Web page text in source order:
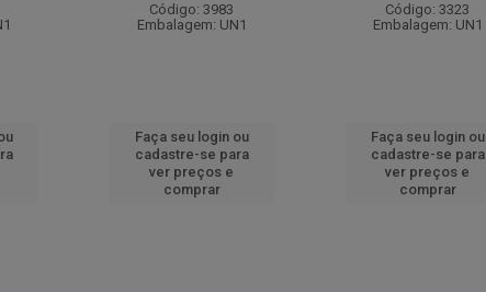
Código: 3983
Embalagem: UN1
Faça seu login ou
cadastre-se para
ver preços e
comprar
Código: 3323
Embalagem: UN1
Faça seu login ou
cadastre-se para
ver preços e
comprar